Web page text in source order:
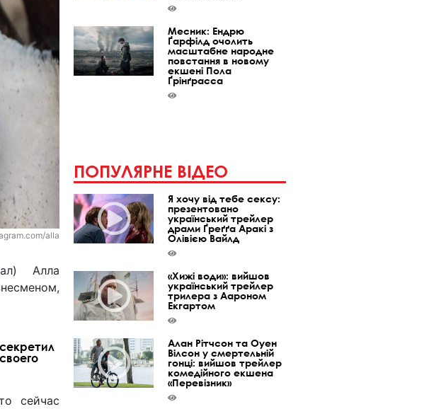
alla
Алла
сейчас
Месник: Ендрю
Ґарфілд очолить
масштабне народне
повстання в новому
екшені Пола
Ґрінґрасса
ПОПУЛЯРНЕ ВІДЕО
Я хочу від тебе сексу:
презентовано
український трейлер
драми Ґреґґа Аракі з
Олівією Вайлд
«Хижі води»: вийшов
український трейлер
трилера з Аароном
Екгартом
Алан Рітчсон та Оуен
Вілсон у смертельній
гонці: вийшов трейлер
комедійного екшена
«Перевізник»